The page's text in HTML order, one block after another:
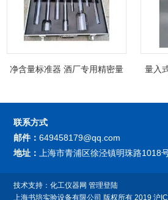
净含量标准器 酒厂专用精密量
量入
联系方式
邮件：649458179@qq.com
地址：
上海市青浦区徐泾镇明珠路1018
技术支持：化工仪器网 管理登陆
上海书培实验设备有限公司 版权所有 2019沪